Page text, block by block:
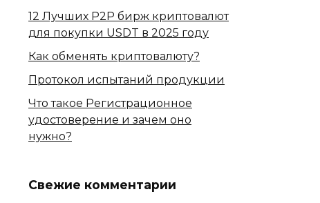
12 Лучших P2P бирж криптовалют
для покупки USDT в 2025 году
Как обменять криптовалюту?
Протокол испытаний продукции
Что такое Регистрационное
удостоверение и зачем оно
нужно?
Свежие комментарии